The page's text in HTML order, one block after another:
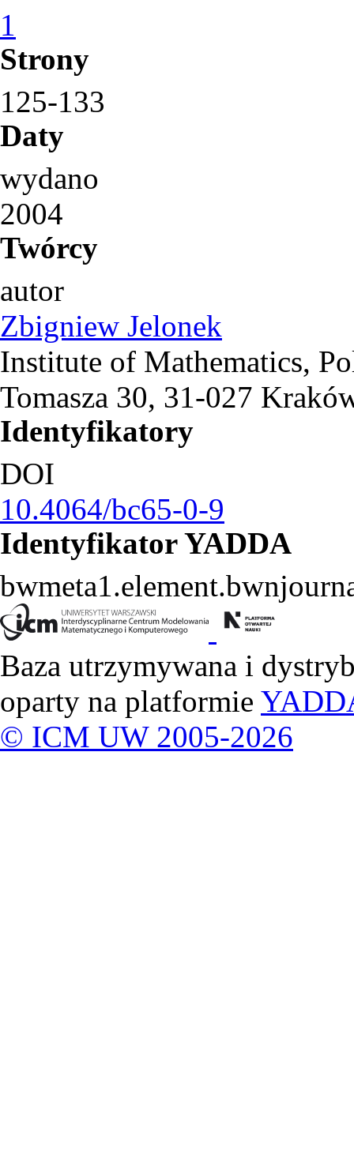
1
Strony
125-133
Daty
wydano
2004
Twórcy
autor
Zbigniew Jelonek
Institute of Mathematics,
Tomasza 30, 31-027
Identyfikatory
DOI
10.4064/bc65-0-9
Identyfikator YADDA
Baza utrzymywana i
oparty na platformie
© ICM UW 2005-2026